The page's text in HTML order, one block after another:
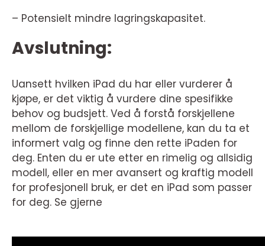
– Potensielt mindre lagringskapasitet.
Avslutning:
Uansett hvilken iPad du har eller vurderer å
kjøpe, er det viktig å vurdere dine spesifikke
behov og budsjett. Ved å forstå forskjellene
mellom de forskjellige modellene, kan du ta et
informert valg og finne den rette iPaden for
deg. Enten du er ute etter en rimelig og allsidig
modell, eller en mer avansert og kraftig modell
for profesjonell bruk, er det en iPad som passer
for deg. Se gjerne